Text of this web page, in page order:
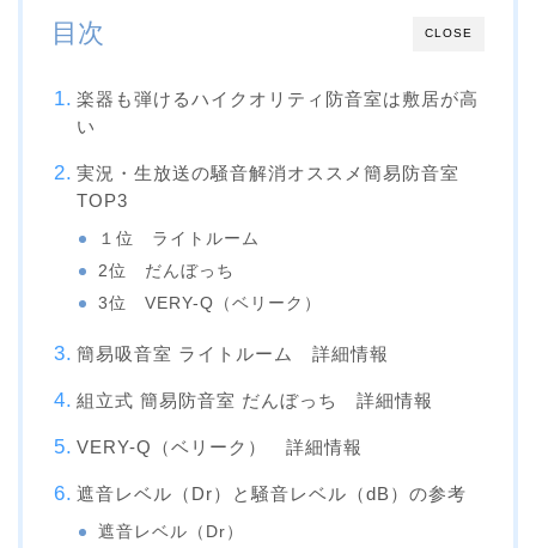
CLOSE
目次
楽器も弾けるハイクオリティ防音室は敷居が高
い
実況・生放送の騒音解消オススメ簡易防音室
TOP3
１位 ライトルーム
2位 だんぼっち
3位 VERY-Q（ベリーク）
簡易吸音室 ライトルーム 詳細情報
組立式 簡易防音室 だんぼっち 詳細情報
VERY-Q（ベリーク） 詳細情報
遮音レベル（Dr）と騒音レベル（dB）の参考
遮音レベル（Dr）